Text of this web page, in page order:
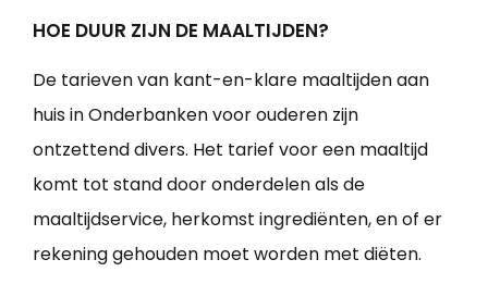
HOE DUUR ZIJN DE MAALTIJDEN?
De tarieven van kant-en-klare maaltijden aan
huis in Onderbanken voor ouderen zijn
ontzettend divers. Het tarief voor een maaltijd
komt tot stand door onderdelen als de
maaltijdservice, herkomst ingrediënten, en of er
rekening gehouden moet worden met diëten.